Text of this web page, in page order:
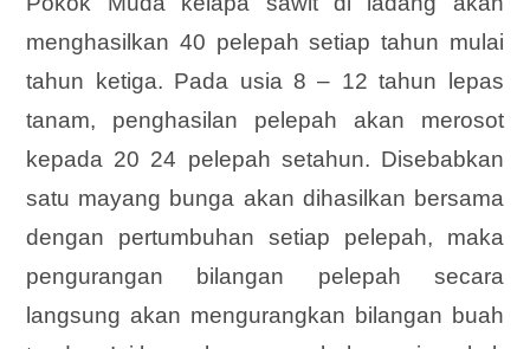
menghasilkan 40 pelepah setiap tahun mulai
tahun ketiga. Pada usia 8 – 12 tahun lepas
tanam, penghasilan pelepah akan merosot
kepada 20 24 pelepah setahun. Disebabkan
satu mayang bunga akan dihasilkan bersama
dengan pertumbuhan setiap pelepah, maka
pengurangan bilangan pelepah secara
langsung akan mengurangkan bilangan buah